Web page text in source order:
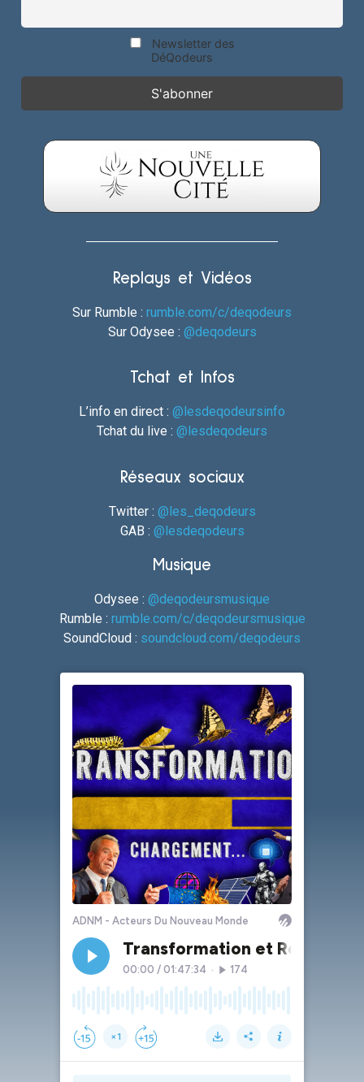
Newsletter des
DéQodeurs
Replays et Vidéos
Sur Rumble : rumble.com/c/deqodeurs
Sur Odysee : @deqodeurs
Tchat et Infos
L’info en direct : @lesdeqodeursinfo
Tchat du live : @lesdeqodeurs
Réseaux sociaux
Twitter : @les_deqodeurs
GAB : @lesdeqodeurs
Musique
Odysee : @deqodeursmusique
Rumble : rumble.com/c/deqodeursmusique
SoundCloud : soundcloud.com/deqodeurs